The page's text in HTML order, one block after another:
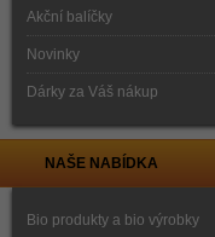
Akční balíčky
Novinky
Dárky za Váš nákup
NAŠE NABÍDKA
Bio produkty a bio výrobky